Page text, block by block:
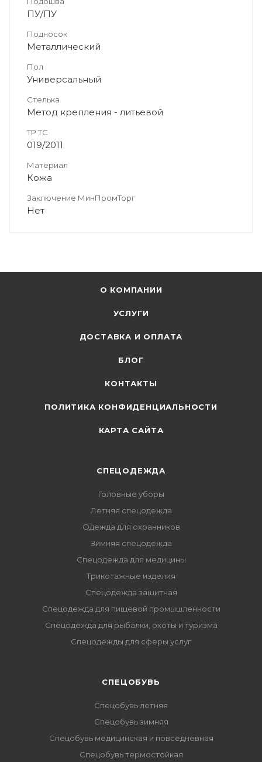
ПУ/ПУ
Подносок
Металлический
Пол
Универсальный
Стелька
Метод крепления - литьевой
ТР ТС
019/2011
Материал
Кожа
Заключение МинПромТорг
Нет
О КОМПАНИИ
УСЛУГИ
ДОСТАВКА И ОПЛАТА
БЛОГ
КОНТАКТЫ
ПОЛИТИКА КОНФИДЕНЦИАЛЬНОСТИ
КАРТА САЙТА
СПЕЦОДЕЖДА
Головные уборы
Летняя спецодежда
Одежда для охранников
Зимняя спецодежда
Спецодежда для медицины
Трикотажные изделия
Спецодежда защитная
Спецодежда для пищевой промышленности
Спецодежда для рыбалки, охоты и туризма
Спецодежды для сферы услуг
CПЕЦОБУВЬ
Спецобувь летняя
Спецобувь зимняя
Спецобувь медицинская и повседневная
Спецобувь термостойкая